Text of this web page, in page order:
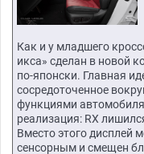
Как и у младшего
икса» сделан в новой
по-японски. Главная
сосредоточенное
функциями
реализация: RX
Вместо этого дисплей
сенсорным и смещен